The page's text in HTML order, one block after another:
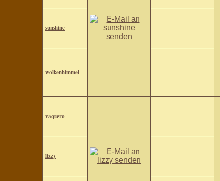
sunshine
wolkenhimmel
vaquero
lizzy